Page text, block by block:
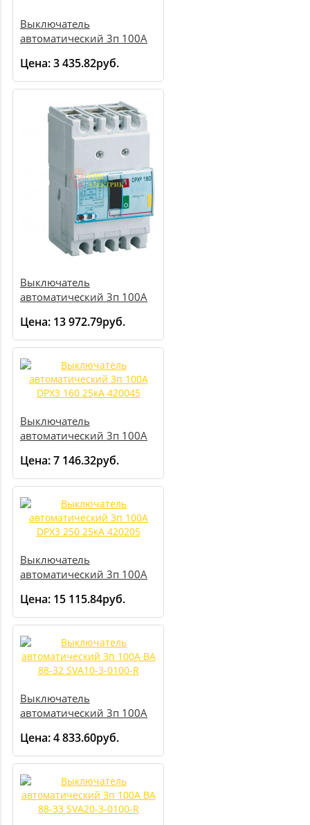
Выключатель
автоматический 3п 100А
0100
Цена:3 435.82руб.
Выключатель
автоматический 3п 100А
Цена: 13 972.79руб.
Выключатель
автоматический 3п 100А
Цена:7 146.32руб.
Выключатель
автоматический 3п 100А
Цена: 15 115.84руб.
Выключатель
автоматический 3п 100А
Цена:4 833.60руб.